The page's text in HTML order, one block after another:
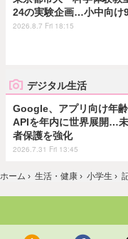
24の実験企画…小中向け
2026.8.7 Fri 18:15
デジタル生活
Google、アプリ向け年
APIを年内に世界展開…
者保護を強化
2026.7.31 Fri 13:45
ホーム › 生活・健康 › 小学生 ›